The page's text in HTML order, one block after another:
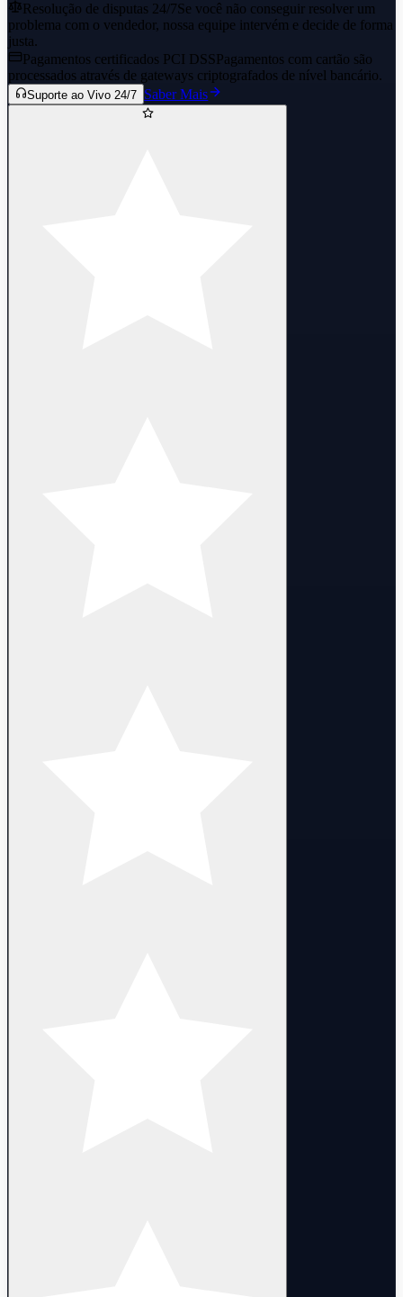
Resolução de disputas 24/7Se você não conseguir resolver um
problema com o vendedor, nossa equipe intervém e decide de forma
justa.
Pagamentos certificados PCI DSSPagamentos com cartão são
processados através de gateways criptografados de nível bancário.
Suporte ao Vivo 24/7 Saber Mais